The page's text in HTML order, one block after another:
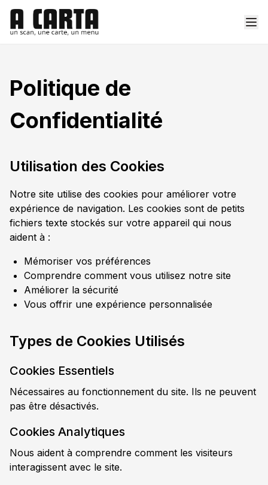
Politique de
Confidentialité
Utilisation des Cookies
Notre site utilise des cookies pour améliorer votre
expérience de navigation. Les cookies sont de petits
fichiers texte stockés sur votre appareil qui nous
aident à :
Mémoriser vos préférences
Comprendre comment vous utilisez notre site
Améliorer la sécurité
Vous offrir une expérience personnalisée
Types de Cookies Utilisés
Cookies Essentiels
Nécessaires au fonctionnement du site. Ils ne peuvent
pas être désactivés.
Cookies Analytiques
Nous aident à comprendre comment les visiteurs
interagissent avec le site.